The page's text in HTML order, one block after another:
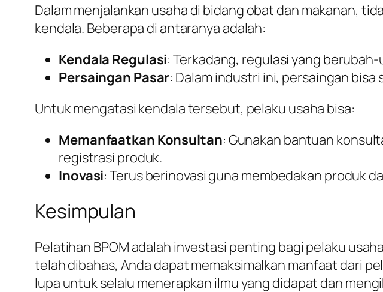
Dalam menjalankan usaha di bidang obat dan makanan,
kendala. Beberapa di antaranya adalah:
Kendala Regulasi: Terkadang, regulasi yang
Persaingan Pasar: Dalam industri ini, persaingan
Untuk mengatasi kendala tersebut, pelaku usaha bisa:
Memanfaatkan Konsultan: Gunakan bantuan
registrasi produk.
Inovasi: Terus berinovasi guna membedakan produk
Kesimpulan
Pelatihan BPOM adalah investasi penting bagi pelaku
telah dibahas, Anda dapat memaksimalkan manfaat dari
lupa untuk selalu menerapkan ilmu yang didapat dan